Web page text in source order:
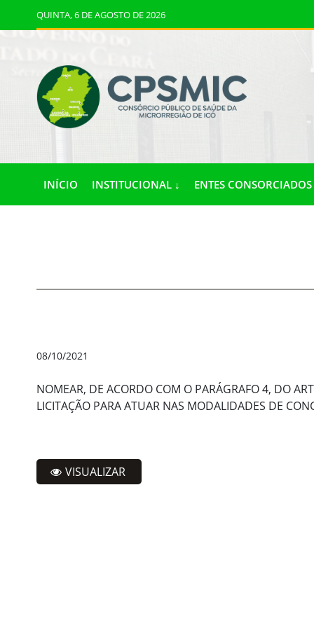
QUINTA, 6 DE AGOSTO DE 2026
INÍCIO INSTITUCIONAL ↓ ENTES
08/10/2021
NOMEAR, DE ACORDO COM O PARÁGRAFO 4, DO
LICITAÇÃO PARA ATUAR NAS MODALIDADES DE
VISUALIZAR